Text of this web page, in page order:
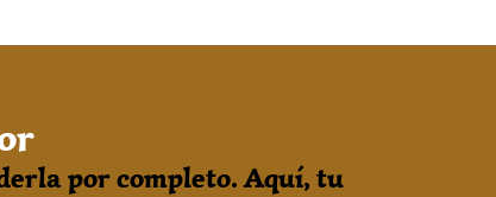
por completo. Aquí, tu